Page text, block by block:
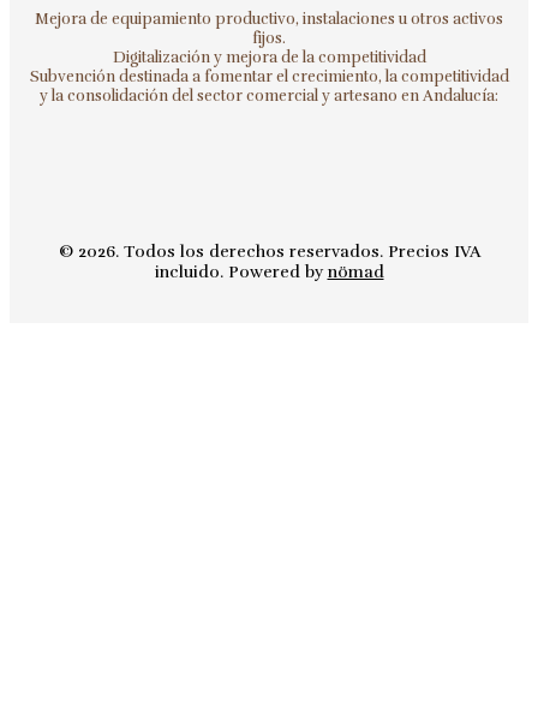
Mejora de equipamiento productivo, instalaciones u otros activos
fijos.
Digitalización y mejora de la competitividad
Subvención destinada a fomentar el crecimiento, la competitividad
y la consolidación del sector comercial y artesano en Andalucía:
© 2026. Todos los derechos reservados. Precios IVA
incluido. Powered bynömad